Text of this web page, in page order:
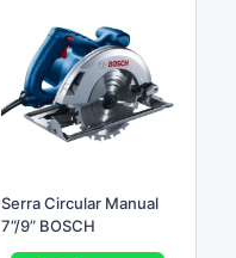
Serra Circular Manual
7”/9” BOSCH